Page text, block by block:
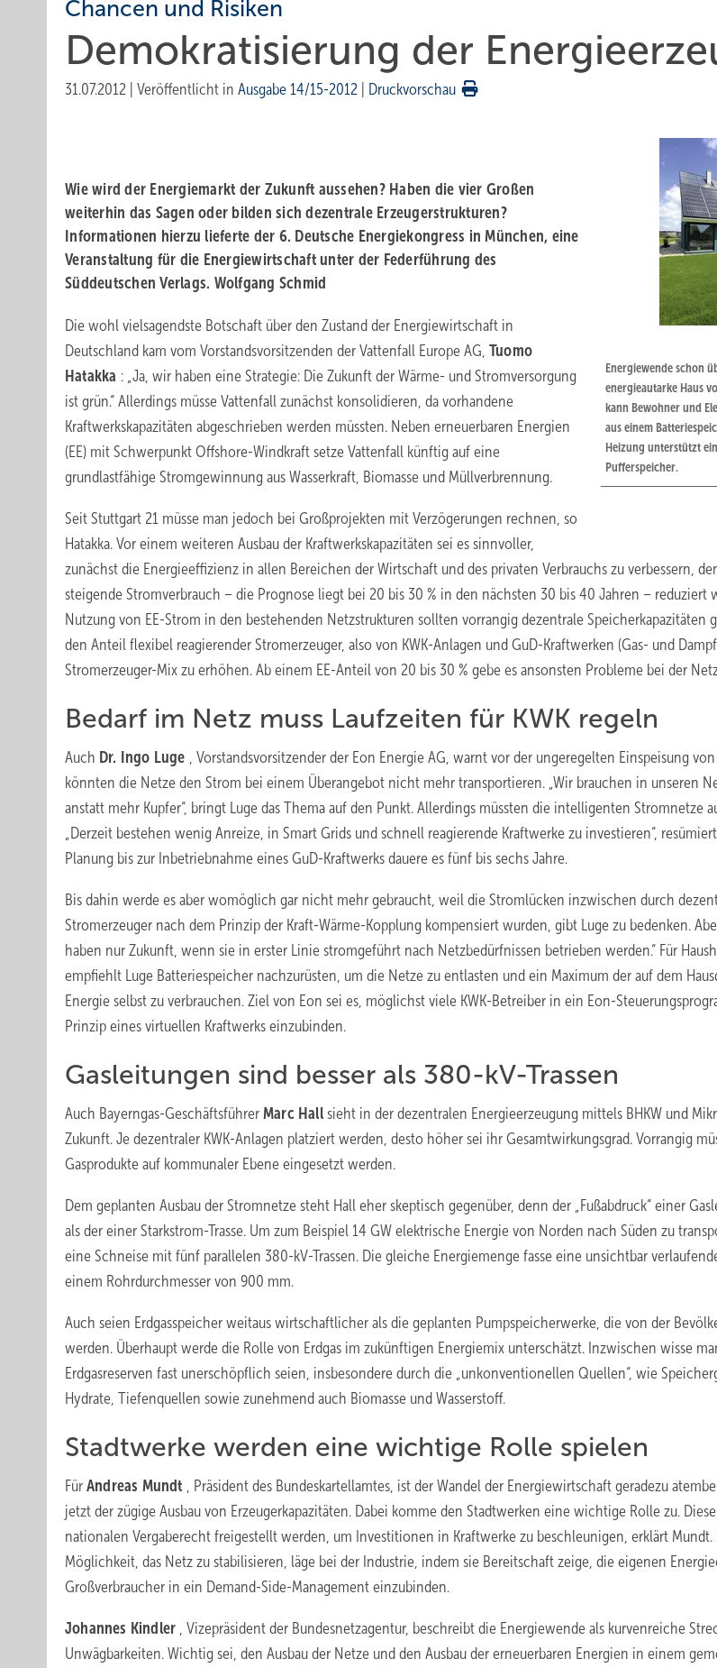
Chancen und Risiken
Demokratisierung der
31.07.2012 Veröffentlicht in Ausgabe 14/15-2012 Druckvorschau
Energiewende schon
energieautarke Haus
kann Bewohner und
aus ­einem
Heizung unterstützt
Pufferspeicher.
Wie wird der Energiemarkt der Zukunft aussehen? Haben die vier Großen
weiterhin das Sagen oder bilden sich dezentrale Erzeugerstrukturen?
Informationen hierzu lieferte der 6. Deutsche Energiekongress in München, eine
Veranstaltung für die Energiewirtschaft unter der Federführung des
Süddeutschen Verlags. Wolfgang Schmid
Die wohl vielsagendste Botschaft über den Zustand der Energiewirtschaft in
Deutschland kam vom Vorstandsvorsitzenden der Vattenfall ­Europe AG, Tuomo
Hatakka : „Ja, wir haben eine Strategie: Die Zukunft der Wärme- und Stromversorgung
ist grün.“ Allerdings müsse Vattenfall zunächst konsolidieren, da vorhandene
Kraftwerkskapazitäten abgeschrieben werden müssten. Neben erneuerbaren Energien
(EE) mit Schwerpunkt Offshore-Windkraft setze Vattenfall künftig auf ­eine
grundlastfähige Stromgewinnung aus Wasserkraft, Biomasse und Müllverbrennung.
Seit Stuttgart 21 müsse man jedoch bei Großprojekten mit Verzögerungen rechnen, so
Hatakka. Vor einem weiteren Ausbau der Kraftwerkskapazitäten sei es sinnvoller,
zunächst die Energieeffizienz in allen Bereichen der Wirtschaft und des privaten Verbrauchs zu verbessern,
steigende Stromverbrauch – die Prognose liegt bei 20 bis 30 % in den nächsten 30 bis 40 Jahren – reduziert
Nutzung von EE-Strom in den bestehenden Netzstrukturen sollten vorrangig dezentrale Speicherkapazitäten
den Anteil flexibel reagierender Stromerzeuger, also von KWK-Anlagen und GuD-Kraftwerken (Gas- und
Stromerzeuger-Mix zu erhöhen. Ab einem EE-Anteil von 20 bis 30 % gebe es ansonsten Probleme bei der
Bedarf im Netz muss Laufzeiten für KWK regeln
Auch Dr. Ingo Luge , Vorstandsvorsitzender der Eon Energie AG, warnt vor der ungeregelten Einspeisung
könnten die Netze den Strom bei einem Überangebot nicht mehr transportieren. „Wir brauchen in unseren
anstatt mehr Kupfer“, bringt Luge das Thema auf den Punkt. Allerdings müssten die intelligenten Stromnetze
„Derzeit bestehen wenig Anreize, in Smart Grids und schnell reagierende Kraftwerke zu investieren“,
Planung bis zur Inbetriebnahme eines GuD-Kraftwerks dauere es fünf bis sechs Jahre.
Bis dahin werde es aber womöglich gar nicht mehr gebraucht, weil die Stromlücken inzwischen durch
Stromerzeuger nach dem Prinzip der Kraft-Wärme-Kopplung kompensiert wurden, gibt Luge zu bedenken.
haben nur Zukunft, wenn sie in erster Linie stromgeführt nach Netzbedürfnissen betrieben werden.“ Für
empfiehlt Luge Batteriespeicher nachzurüsten, um die Netze zu entlasten und ein Maximum der auf dem
Energie selbst zu verbrauchen. Ziel von Eon sei es, möglichst viele KWK-Betreiber in ein Eon-
Prinzip eines virtuellen Kraftwerks einzubinden.
Gasleitungen sind besser als 380-kV-Trassen
Auch Bayerngas-Geschäftsführer Marc Hall sieht in der dezentralen Energieerzeugung mittels BHKW und
Zukunft. Je dezentraler KWK-Anlagen platziert werden, desto höher sei ihr Gesamtwirkungsgrad. Vorrangig
Gasprodukte auf kommunaler Ebene eingesetzt werden.
Dem geplanten Ausbau der Stromnetze steht Hall eher skeptisch gegenüber, denn der „Fußabdruck“ einer
als der einer Starkstrom-Trasse. Um zum Beispiel 14 GW elektrische Energie von Norden nach Süden zu
eine Schneise mit fünf parallelen 380-kV-Trassen. Die gleiche Energiemenge fasse eine unsichtbar
einem Rohrdurchmesser von 900 mm.
Auch seien Erdgasspeicher weitaus wirtschaftlicher als die geplanten Pumpspeicherwerke, die von der
werden. Überhaupt werde die Rolle von Erdgas im zukünftigen Energiemix unterschätzt. Inzwischen wisse
Erdgasreserven fast unerschöpflich seien, insbesondere durch die „unkonventionellen Quellen“, wie
Hydrate, Tiefenquellen sowie zunehmend auch Biomasse und Wasserstoff.
Stadtwerke werden eine wichtige Rolle spielen
Für Andreas Mundt , Präsident des Bundeskartellamtes, ist der Wandel der Energiewirtschaft geradezu
jetzt der zügige Ausbau von Erzeugerkapazitäten. Dabei komme den Stadtwerken eine wichtige Rolle zu.
nationalen Vergaberecht freigestellt werden, um Investitionen in Kraftwerke zu beschleunigen, erklärt Mundt.
Möglichkeit, das Netz zu stabilisieren, läge bei der Industrie, indem sie Bereitschaft zeige, die eigenen
Großverbraucher in ein Demand-Side-Management einzubinden.
Johannes Kindler , Vizepräsident der Bundesnetzagentur, beschreibt die Energiewende als kurvenreiche
Unwägbarkeiten. Wichtig sei, den Ausbau der Netze und den Ausbau der erneuerbaren Energien in einem